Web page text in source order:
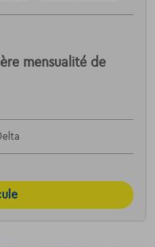
mensualité de